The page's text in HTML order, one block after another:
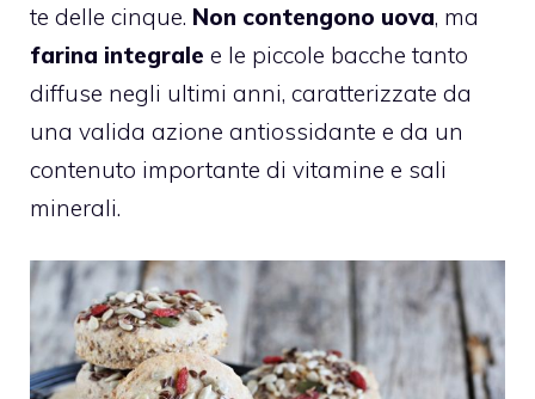
te delle cinque. Non contengono uova, ma
farina integrale e le piccole bacche tanto
diffuse negli ultimi anni, caratterizzate da
una valida azione antiossidante e da un
contenuto importante di vitamine e sali
minerali.